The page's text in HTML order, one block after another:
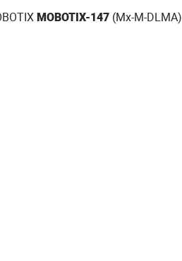
MOBOTIX-147(Mx-M-DLMA)